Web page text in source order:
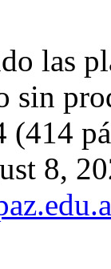
las
sin
(414
8,